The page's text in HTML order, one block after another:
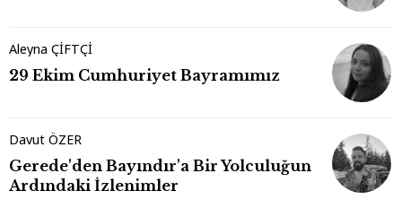
Aleyna ÇİFTÇİ
29 Ekim Cumhuriyet Bayramımız
Davut ÖZER
Gerede'den Bayındır'a Bir Yolculuğun
Ardındaki İzlenimler